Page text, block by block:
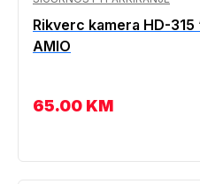
Rikverc kamera HD-
AMIO
65.00 KM